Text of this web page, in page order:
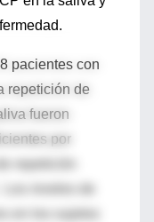
pacientes con
repetición de
fueron
por
en los sujetos